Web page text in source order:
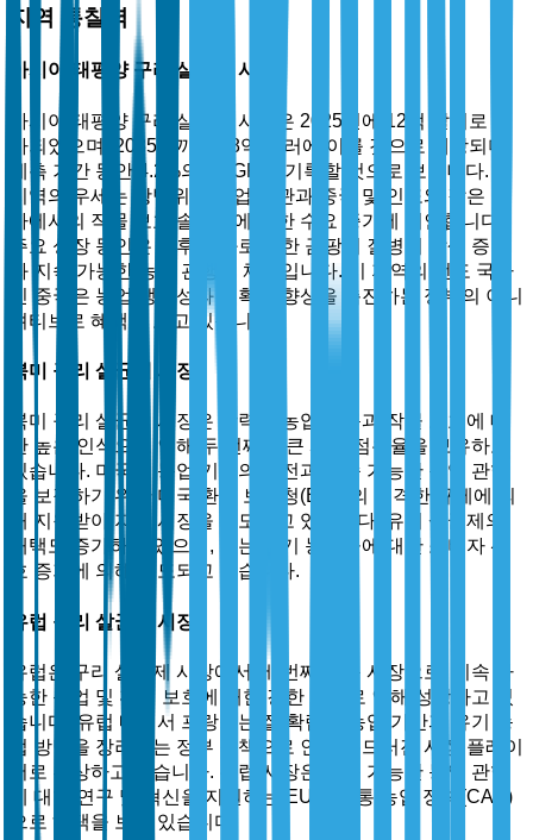
지역 통찰력
아시아 태평양 구리 살균제 시장
아시아 태평양 구리 살균제 시장은 2025년에 12억 달러로 평
가되었으며, 2035년까지 18억 달러에 이를 것으로 예상되며,
예측 기간 동안 4.2%의 CAGR을 기록할 것으로 보입니다. 이
지역의 우세는 광범위한 농업 경관과 중국 및 인도와 같은 국
가에서의 작물 보호 솔루션에 대한 수요 증가에 기인합니다.
주요 성장 동인은 기후 변화로 인한 곰팡이 질병의 발생 증가
와 지속 가능한 농업 관행의 채택입니다. 이 지역의 선도 국가
인 중국은 농업 생산성과 수확량 향상을 촉진하는 정부의 이니
셔티브로 혜택을 보고 있습니다.
북미 구리 살균제 시장
북미 구리 살균제 시장은 강력한 농업 부문과 작물 보호에 대
한 높은 인식으로 인해 두 번째로 큰 시장 점유율을 보유하고
있습니다. 미국은 농업 기술의 발전과 지속 가능한 농업 관행
을 보장하기 위한 미국 환경 보호청(EPA)의 엄격한 규제에 의
해 지원받아 지역 시장을 선도하고 있습니다. 유기 살균제의
채택도 증가하고 있으며, 이는 유기 농산물에 대한 소비자 선
호 증가에 의해 주도되고 있습니다.
유럽 구리 살균제 시장
유럽은 구리 살균제 시장에서 세 번째로 큰 시장으로, 지속 가
능한 농업 및 환경 보호에 대한 강한 강조로 인해 성장하고 있
습니다. 유럽 내에서 프랑스는 잘 확립된 농업 기반과 유기 농
업 방법을 장려하는 정부 정책으로 인해 두드러진 시장 플레이
어로 부상하고 있습니다. 유럽 시장은 지속 가능한 농업 관행
에 대한 연구 및 혁신을 지원하는 EU의 공통 농업 정책(CAP)
으로 혜택을 보고 있습니다.